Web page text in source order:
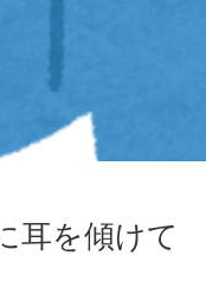
耳を傾けて